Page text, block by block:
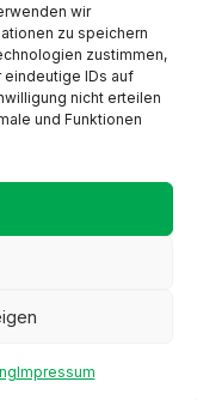
wir
zu speichern
zustimmen,
eindeutige IDs auf
nicht erteilen
und Funktionen
Impressum
by Axandu